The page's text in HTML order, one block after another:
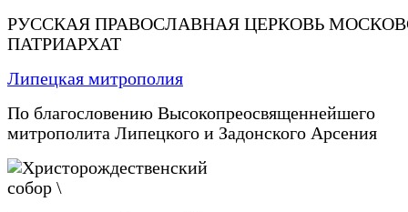
РУССКАЯ ПРАВОСЛАВНАЯ ЦЕРКОВЬ
ПАТРИАРХАТ
Липецкая митрополия
По благословению Высокопреосвященнейшего
митрополита Липецкого и Задонского Арсения